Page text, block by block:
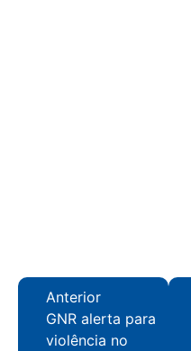
Anterior
GNR alerta para
violência no